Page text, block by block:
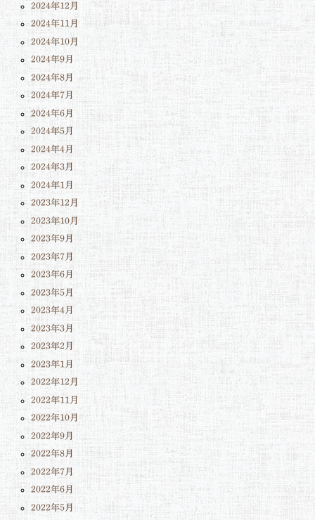
2024年12月
2024年11月
2024年10月
2024年9月
2024年8月
2024年7月
2024年6月
2024年5月
2024年4月
2024年3月
2024年1月
2023年12月
2023年10月
2023年9月
2023年7月
2023年6月
2023年5月
2023年4月
2023年3月
2023年2月
2023年1月
2022年12月
2022年11月
2022年10月
2022年9月
2022年8月
2022年7月
2022年6月
2022年5月